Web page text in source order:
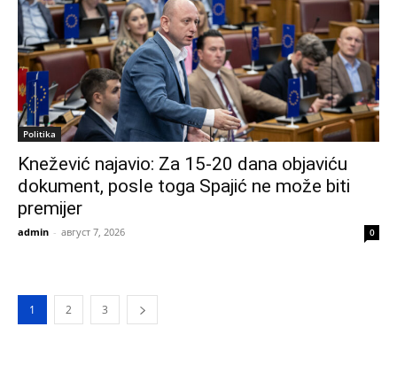
Politika
Knežević najavio: Za 15-20 dana objaviću
dokument, posle toga Spajić ne može biti
premijer
admin - август 7, 2026 0
1 2 3